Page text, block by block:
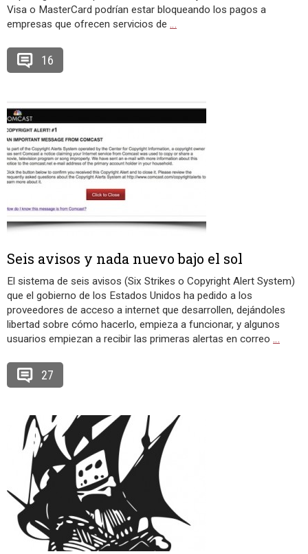
Visa o MasterCard podrían estar bloqueando los pagos a
empresas que ofrecen servicios de …
16
Seis avisos y nada nuevo bajo el sol
El sistema de seis avisos (Six Strikes o Copyright Alert System)
que el gobierno de los Estados Unidos ha pedido a los
proveedores de acceso a internet que desarrollen, dejándoles
libertad sobre cómo hacerlo, empieza a funcionar, y algunos
usuarios empiezan a recibir las primeras alertas en correo …
27